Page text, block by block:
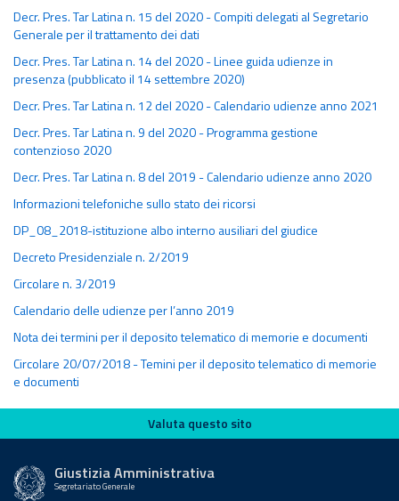
Decr. Pres. Tar Latina n. 15 del 2020 - Compiti delegati al Segretario
Generale per il trattamento dei dati
Decr. Pres. Tar Latina n. 14 del 2020 - Linee guida udienze in
presenza (pubblicato il 14 settembre 2020)
Decr. Pres. Tar Latina n. 12 del 2020 - Calendario udienze anno 2021
Decr. Pres. Tar Latina n. 9 del 2020 - Programma gestione
contenzioso 2020
Decr. Pres. Tar Latina n. 8 del 2019 - Calendario udienze anno 2020
Informazioni telefoniche sullo stato dei ricorsi
DP_08_2018-istituzione albo interno ausiliari del giudice
Decreto Presidenziale n. 2/2019
Circolare n. 3/2019
Calendario delle udienze per l’anno 2019
Nota dei termini per il deposito telematico di memorie e documenti
Circolare 20/07/2018 - Temini per il deposito telematico di memorie
e documenti
Valuta questo sito
Valuta questo sito
Giustizia Amministrativa
Segretariato Generale